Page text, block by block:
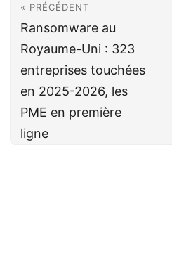
« PRÉCÉDENT
Ransomware au
Royaume-Uni : 323
entreprises touchées
en 2025-2026, les
PME en première
ligne